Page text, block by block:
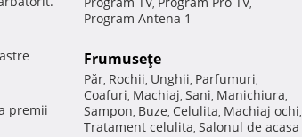
premii
, ,
Program Antena 1
Frumuseţe
Păr, Rochii, Unghii, Parfumuri,
Coafuri, Machiaj, Sani, Manichiura,
Sampon, Buze, Celulita, Machiaj ochi,
Tratament celulita, Salonul de acasa